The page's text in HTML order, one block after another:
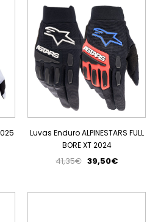
PROMOÇÃO
Luvas Enduro ALPINESTARS FULL
BORE XT 2024
41,35€ 39,50€